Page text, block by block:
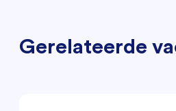
Gerelateerde